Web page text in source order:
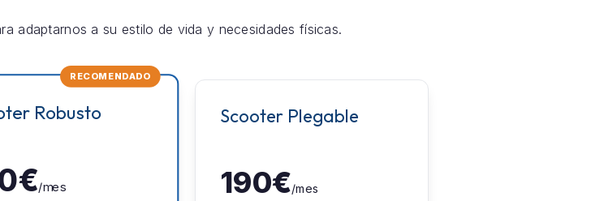
adaptarnos a su estilo de vida y necesidades físicas.
RECOMENDADO
Robusto
/mes
Scooter Plegable
190€/mes